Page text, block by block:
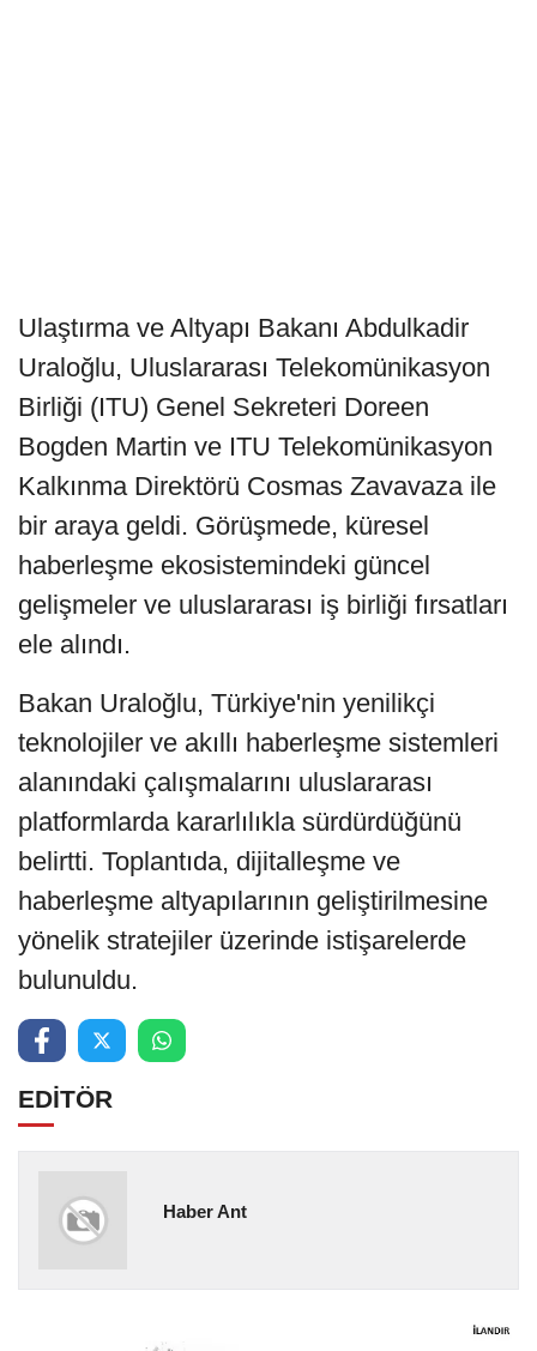
Ulaştırma ve Altyapı Bakanı Abdulkadir
Uraloğlu, Uluslararası Telekomünikasyon
Birliği (ITU) Genel Sekreteri Doreen
Bogden Martin ve ITU Telekomünikasyon
Kalkınma Direktörü Cosmas Zavavaza ile
bir araya geldi. Görüşmede, küresel
haberleşme ekosistemindeki güncel
gelişmeler ve uluslararası iş birliği fırsatları
ele alındı.
Bakan Uraloğlu, Türkiye'nin yenilikçi
teknolojiler ve akıllı haberleşme sistemleri
alanındaki çalışmalarını uluslararası
platformlarda kararlılıkla sürdürdüğünü
belirtti. Toplantıda, dijitalleşme ve
haberleşme altyapılarının geliştirilmesine
yönelik stratejiler üzerinde istişarelerde
bulunuldu.
EDİTÖR
Haber Ant